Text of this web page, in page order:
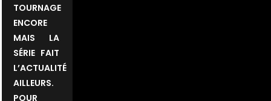
TOURNAGE
ENCORE
MAIS LA
SÉRIE FAIT
L’ACTUALITÉ
AILLEURS.
POUR